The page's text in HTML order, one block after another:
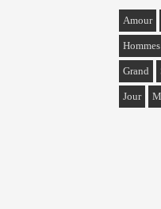
Amour
Hommes
Grand
Jour